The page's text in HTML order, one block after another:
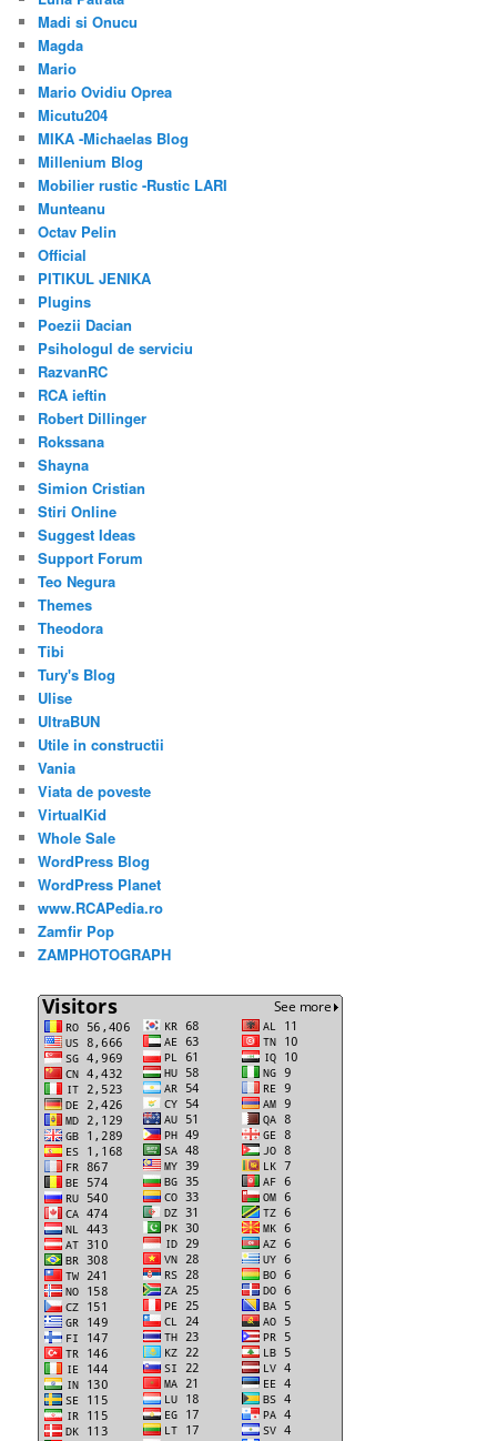
Madi si Onucu
Magda
Mario
Mario Ovidiu Oprea
Micutu204
MIKA -Michaelas Blog
Millenium Blog
Mobilier rustic -Rustic LARI
Munteanu
Octav Pelin
Official
PITIKUL JENIKA
Plugins
Poezii Dacian
Psihologul de serviciu
RazvanRC
RCA ieftin
Robert Dillinger
Rokssana
Shayna
Simion Cristian
Stiri Online
Suggest Ideas
Support Forum
Teo Negura
Themes
Theodora
Tibi
Tury's Blog
Ulise
UltraBUN
Utile in constructii
Vania
Viata de poveste
VirtualKid
Whole Sale
WordPress Blog
WordPress Planet
www.RCAPedia.ro
Zamfir Pop
ZAMPHOTOGRAPH